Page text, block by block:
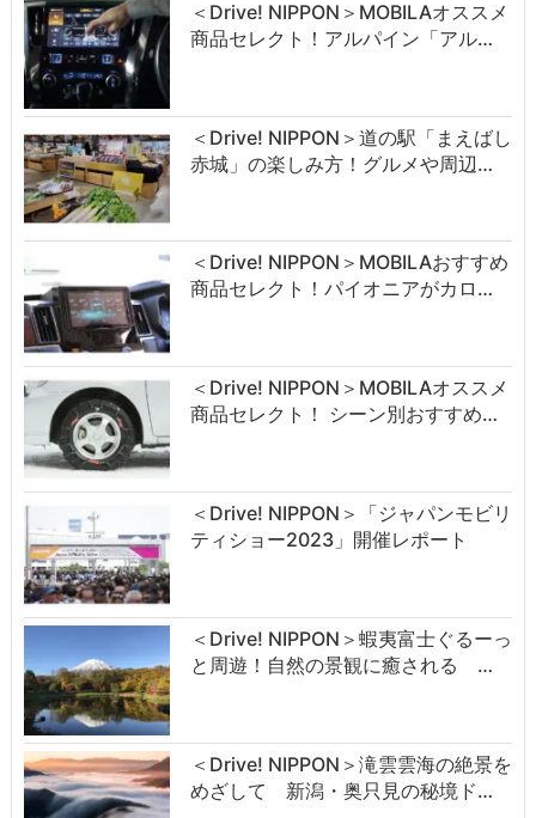
＜Drive! NIPPON＞MOBILAオススメ
商品セレクト！アルパイン「アル…
＜Drive! NIPPON＞道の駅「まえばし
赤城」の楽しみ方！グルメや周辺…
＜Drive! NIPPON＞MOBILAおすすめ
商品セレクト！パイオニアがカロ…
＜Drive! NIPPON＞MOBILAオススメ
商品セレクト！ シーン別おすすめ…
＜Drive! NIPPON＞「ジャパンモビリ
ティショー2023」開催レポート
＜Drive! NIPPON＞蝦夷富士ぐるーっ
と周遊！自然の景観に癒される …
＜Drive! NIPPON＞滝雲雲海の絶景を
めざして 新潟・奥只見の秘境ド…